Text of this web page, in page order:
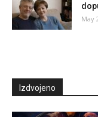
May
Izdvojeno